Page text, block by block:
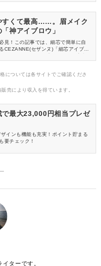
は、驚くほどカバー力が高い韓国
すくて最高……。眉メイク
神アイブロウ」
見！この記事では、細芯で簡単に自
CEZANNE(セザンヌ)「細芯アイブロ
で、ぜひチェックしてください。
については各サイトでご確認くださ
売により収入を得ています。
で最大23,000円相当プレゼ
インも機能も充実！ポイント貯まる
要チェック！
ターです。